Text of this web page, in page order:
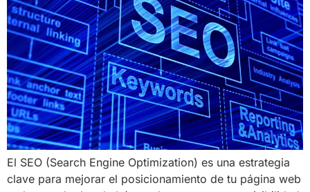
El SEO (Search Engine Optimization) es una estrategia
clave para mejorar el posicionamiento de tu página web